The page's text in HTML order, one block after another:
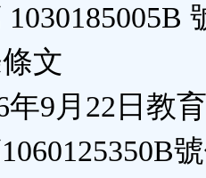
文
年9月22日教